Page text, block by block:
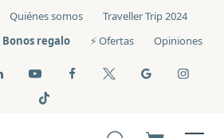
Quiénes somos
Traveller Trip 2024
Bonos regalo ⚡️ Ofertas Opiniones